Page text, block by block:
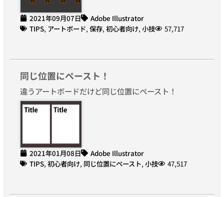
2021年09月07日
Adobe Illustrator
TIPS, アートボード, 保存, 初心者向け, 小技 57,717
同じ位置にペースト！
違うアートボードだけど同じ位置にペースト！
2021年01月08日
Adobe Illustrator
TIPS, 初心者向け, 同じ位置にペースト, 小技 47,517